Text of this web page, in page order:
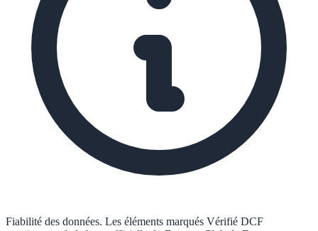
Fiabilité des données. Les éléments marqués Vérifié DCF